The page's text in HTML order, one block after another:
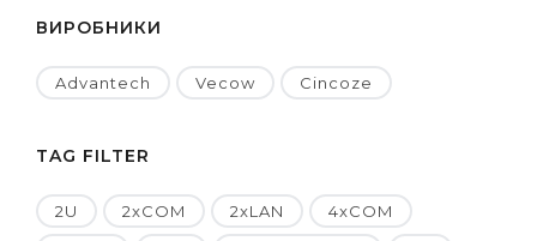
ВИРОБНИКИ
Advantech Vecow Cincoze
TAG FILTER
2U 2xCOM 2xLAN 4xCOM